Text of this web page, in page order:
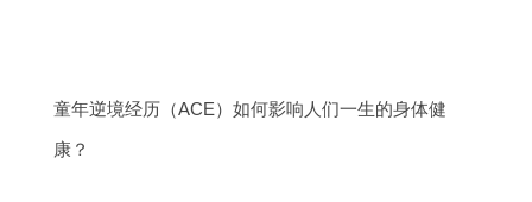
童年逆境经历（ACE）如何影响人们一生的身体健
康？